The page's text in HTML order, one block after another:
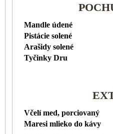
Mandle údené
Pistácie solené
Arašidy solené
Tyčinky Dru
Včelí med, porciovaný
Maresi mlieko do kávy